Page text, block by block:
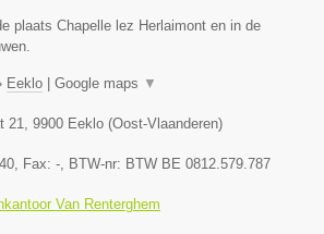
plaats Chapelle lez Herlaimont en in de
Eeklo Google maps ▼
21 9900 Eeklo (Oost-Vlaanderen)
, Fax: - , BTW-nr: BTW BE 0812.579.787
Van Renterghem